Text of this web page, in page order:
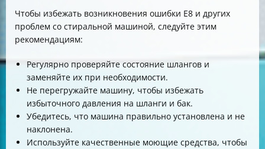
Чтобы избежать возникновения ошибки E8 и других
проблем со стиральной машиной, следуйте этим
рекомендациям:
Регулярно проверяйте состояние шлангов и
заменяйте их при необходимости.
Не перегружайте машину, чтобы избежать
избыточного давления на шланги и бак.
Убедитесь, что машина правильно установлена и не
наклонена.
Используйте качественные моющие средства, чтобы